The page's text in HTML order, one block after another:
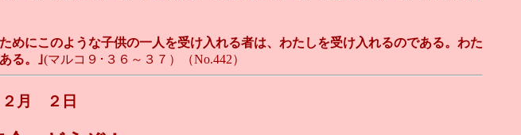
めにこのような子供の一人を受け入れる者は、わたしを受け入れるのである。わた
る。｣(マルコ９･３６～３７）（No.442）
月 ２日